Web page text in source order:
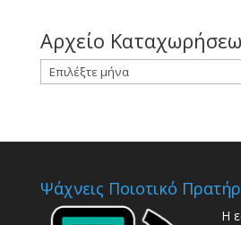
Αρχείο
Αρχείο
Καταχωρήσεων
Ψάχνεις Ποιοτικό
Η